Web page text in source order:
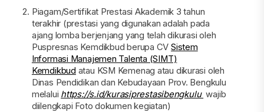
Piagam/Sertifikat Prestasi Akademik 3 tahun
terakhir (prestasi yang digunakan adalah pada
ajang lomba berjenjang yang telah dikurasi oleh
Puspresnas Kemdikbud berupa CVSistem
Informasi Manajemen Talenta (SIMT)
Kemdikbud atau KSM Kemenag atau dikurasi oleh
Dinas Pendidikan dan Kebudayaan Prov. Bengkulu
melalui https://s.id/kurasiprestasibengkulu wajib
diilengkapi Foto dokumen kegiatan)